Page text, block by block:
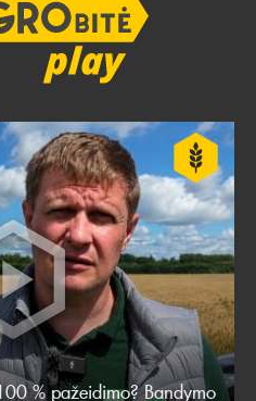
% pažeidimo? Bandymo